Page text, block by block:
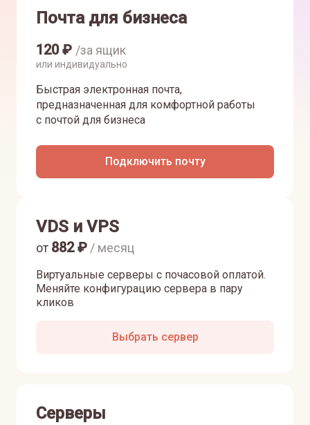
Почта для бизнеса
120₽ /за ящик
или индивидуально
Быстрая электронная почта,
предназначенная для комфортной работы
с почтой для бизнеса
Подключить почту
VDS и VPS
Виртуальные серверы с почасовой оплатой.
Меняйте конфигурацию сервера в пару
кликов
от 882₽ / месяц
Выбрать сервер
Серверы